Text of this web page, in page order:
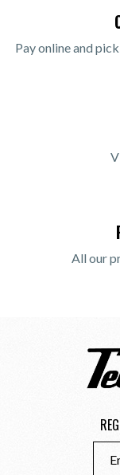
Pay online and
All our